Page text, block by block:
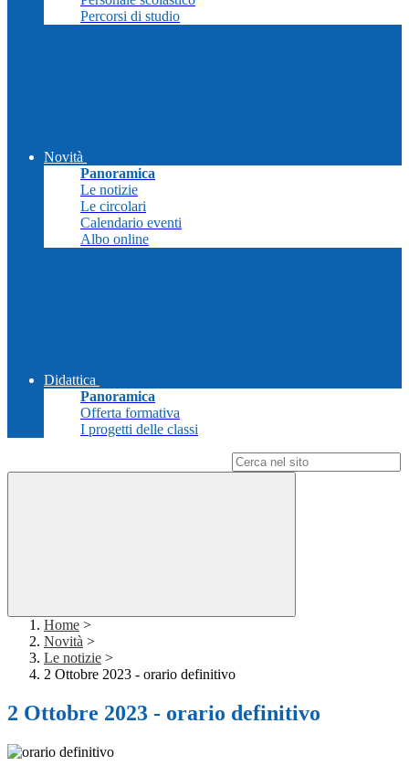
Percorsi di studio
Novità
Panoramica
Le notizie
Le circolari
Calendario eventi
Albo online
Didattica
Panoramica
Offerta formativa
I progetti delle classi
Home >
Novità >
Le notizie >
2 Ottobre 2023 - orario definitivo
2 Ottobre 2023 - orario definitivo